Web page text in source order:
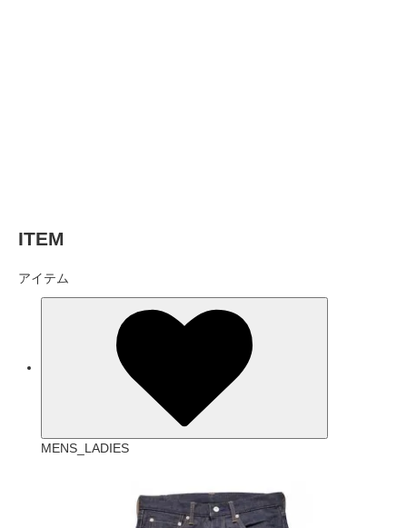
ITEM
アイテム
MENS_LADIES